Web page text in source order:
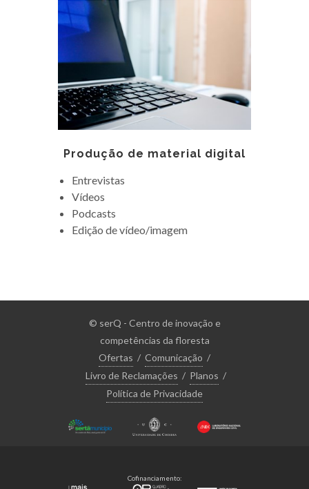
Produção de material digital
Entrevistas
Vídeos
Podcasts
Edição de vídeo/imagem
© serQ - Centro de inovação e
competências da floresta
Ofertas / Comunicação /
Livro de Reclamações / Planos /
Política de Privacidade
Cofinanciamento: